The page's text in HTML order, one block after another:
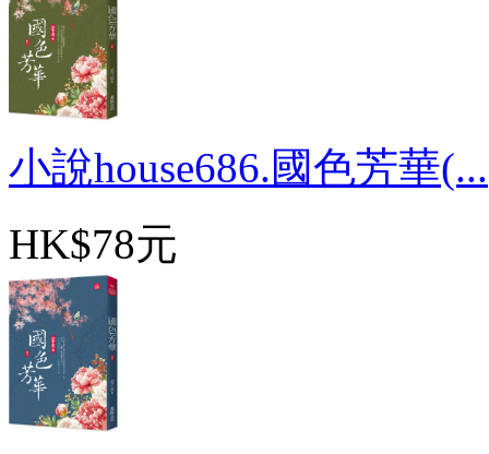
小說house686.國色芳華(...
HK$78元